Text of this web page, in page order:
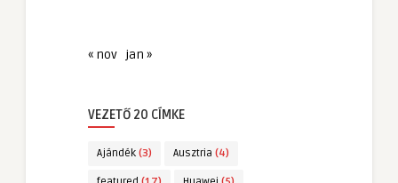
« nov jan »
VEZETŐ 20 CÍMKE
Ajándék (3) Ausztria (4)